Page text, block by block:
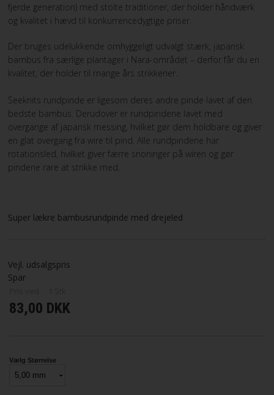
fjerde generation) med stolte traditioner, der holder håndværk
og kvalitet i hævd til konkurrencedygtige priser.
Der bruges udelukkende omhyggeligt udvalgt stærk, japansk
bambus fra særlige plantager i Nara-området – derfor får du en
kvalitet, der holder til mange års strikkerier.
Seeknits rundpinde er ligesom deres andre pinde lavet af den
bedste bambus. Derudover er rundpindene lavet med
overgange af japansk messing, hvilket gør dem holdbare og giver
en glat overgang fra wire til pind. Alle rundpindene har
rotationsled, hvilket giver færre snoninger på wiren og gør
pindene rare at strikke med.
Super lækre bambusrundpinde med drejeled
Vejl. udsalgspris
Spar
83,00 DKK
Vælg Størrelse